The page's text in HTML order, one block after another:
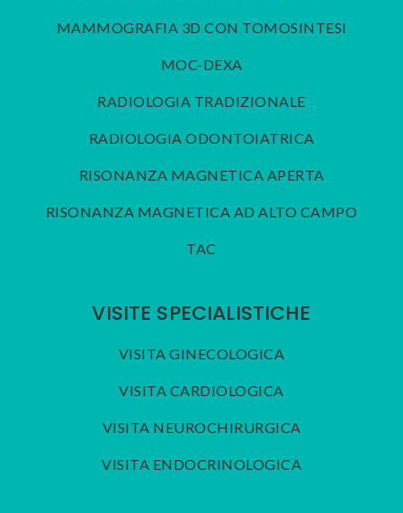
MAMMOGRAFIA 3D CON TOMOSINTESI
MOC-DEXA
RADIOLOGIA TRADIZIONALE
RADIOLOGIA ODONTOIATRICA
RISONANZA MAGNETICA APERTA
RISONANZA MAGNETICA AD ALTO CAMPO
TAC
VISITE SPECIALISTICHE
VISITA GINECOLOGICA
VISITA CARDIOLOGICA
VISITA NEUROCHIRURGICA
VISITA ENDOCRINOLOGICA